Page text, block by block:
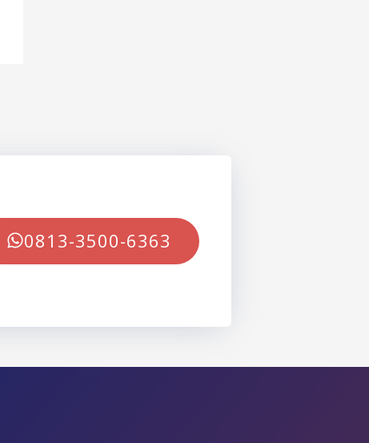
0813-3500-6363